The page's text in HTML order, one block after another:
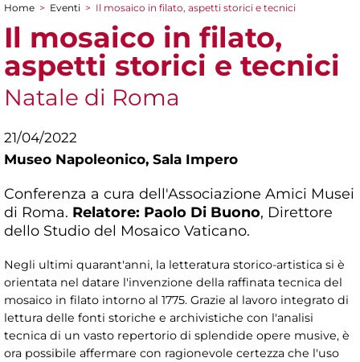
Tu sei qui
Home > Eventi > Il mosaico in filato, aspetti storici e tecnici
Il mosaico in filato,
aspetti storici e tecnici
Natale di Roma
21/04/2022
Museo Napoleonico, Sala Impero
Conferenza a cura dell'Associazione Amici Musei
di Roma. Relatore: Paolo Di Buono, Direttore
dello Studio del Mosaico Vaticano.
Negli ultimi quarant'anni, la letteratura storico-artistica si è
orientata nel datare l'invenzione della raffinata tecnica del
mosaico in filato intorno al 1775. Grazie al lavoro integrato di
lettura delle fonti storiche e archivistiche con l'analisi
tecnica di un vasto repertorio di splendide opere musive, è
ora possibile affermare con ragionevole certezza che l'uso